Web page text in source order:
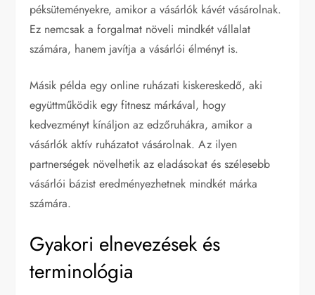
péksüteményekre, amikor a vásárlók kávét vásárolnak.
Ez nemcsak a forgalmat növeli mindkét vállalat
számára, hanem javítja a vásárlói élményt is.
Másik példa egy online ruházati kiskereskedő, aki
együttműködik egy fitnesz márkával, hogy
kedvezményt kínáljon az edzőruhákra, amikor a
vásárlók aktív ruházatot vásárolnak. Az ilyen
partnerségek növelhetik az eladásokat és szélesebb
vásárlói bázist eredményezhetnek mindkét márka
számára.
Gyakori elnevezések és
terminológia